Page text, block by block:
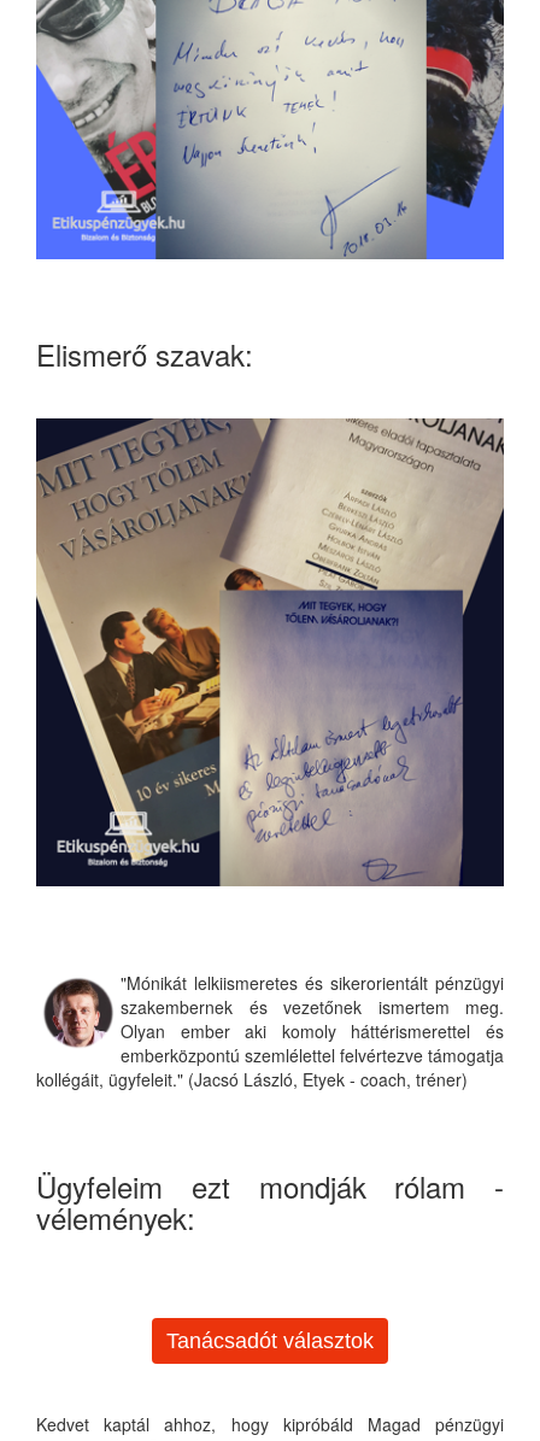
Elismerő szavak:
"Mónikát lelkiismeretes és sikerorientált pénzügyi
szakembernek és vezetőnek ismertem meg.
Olyan ember aki komoly háttérismerettel és
emberközpontú szemlélettel felvértezve támogatja
kollégáit, ügyfeleit." (Jacsó László, Etyek - coach, tréner)
Ügyfeleim ezt mondják rólam -
vélemények:
Tanácsadót választok
Kedvet kaptál ahhoz, hogy kipróbáld Magad pénzügyi